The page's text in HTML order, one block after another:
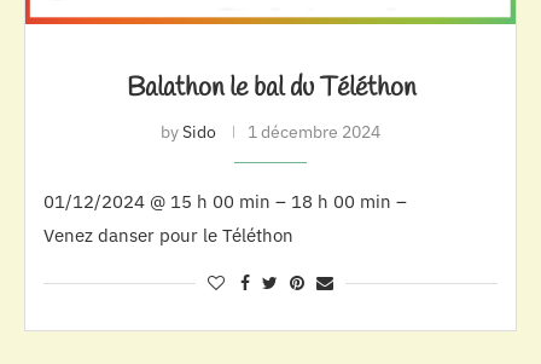
Balathon le bal du Téléthon
bySido 1 décembre 2024
01/12/2024 @ 15 h 00 min – 18 h 00 min –
Venez danser pour le Téléthon